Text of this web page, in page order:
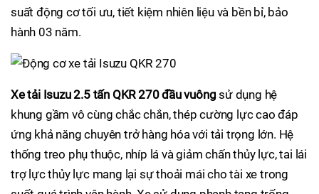
suất động cơ tối ưu, tiết kiệm nhiên liệu và bền bỉ, bảo
hành 03 năm.
Xe tải Isuzu 2.5 tấn QKR 270 đầu vuông sử dụng hệ
khung gầm vô cùng chắc chắn, thép cường lực cao đáp
ứng khả năng chuyên trở hàng hóa với tải trọng lớn. Hệ
thống treo phụ thuộc, nhíp lá và giảm chấn thủy lực, tai lái
trợ lực thủy lực mang lại sự thoải mái cho tài xe trong